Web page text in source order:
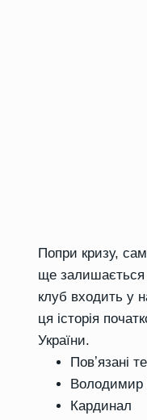
Попри кризу,
ще залишається
клуб входить у
ця історія
України.
Повʼязані
Володимир
Кардинал